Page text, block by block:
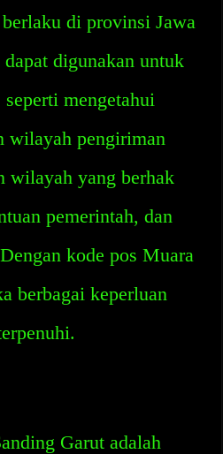
di provinsi Jawa
digunakan untuk
mengetahui
wilayah pengiriman
wilayah yang berhak
pemerintah, dan
kode pos Muara
berbagai keperluan
Garut adalah